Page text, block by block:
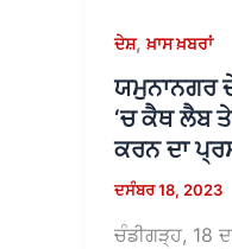
ਦੇਸ਼,ਖ਼ਾਸ ਖ਼ਬਰਾਂ
ਯਮੁਨਾਨਗਰ
‘ਚ ਕੈਥ ਲੈਬ
ਕਰਨ ਦਾ
ਦਸੰਬਰ 18, 2023
ਚੰਡੀਗੜ੍ਹ, 18